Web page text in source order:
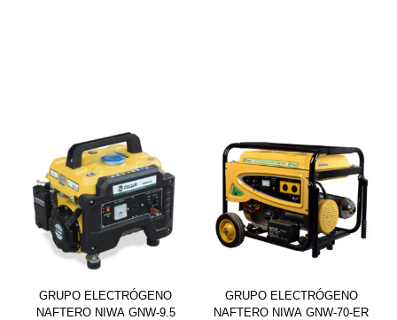
GRUPO ELECTRÓGENO
NAFTERO NIWA GNW-9.5
GRUPO ELECTRÓGENO
NAFTERO NIWA GNW-70-ER